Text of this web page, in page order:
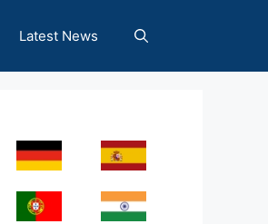
Latest News